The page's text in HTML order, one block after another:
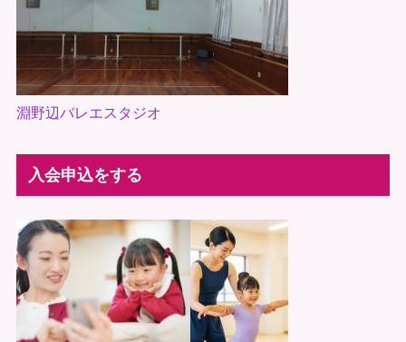
淵野辺バレエスタジオ
入会申込をする